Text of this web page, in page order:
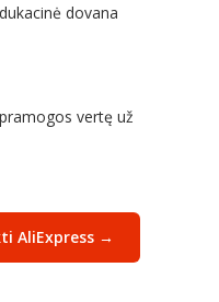
dovana
vertę už
AliExpress →